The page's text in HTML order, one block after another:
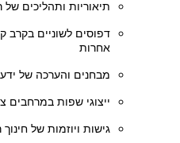
תיאוריות ותהליכים
דפוסים לשוניים בקרב
אחרות
מבחנים והערכה של ידע
ייצוגי שפות במרחבים
גישות ויוזמות של חינוך